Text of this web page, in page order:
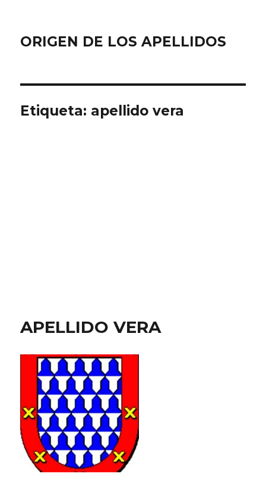
ORIGEN DE LOS APELLIDOS
Etiqueta: apellido vera
APELLIDO VERA